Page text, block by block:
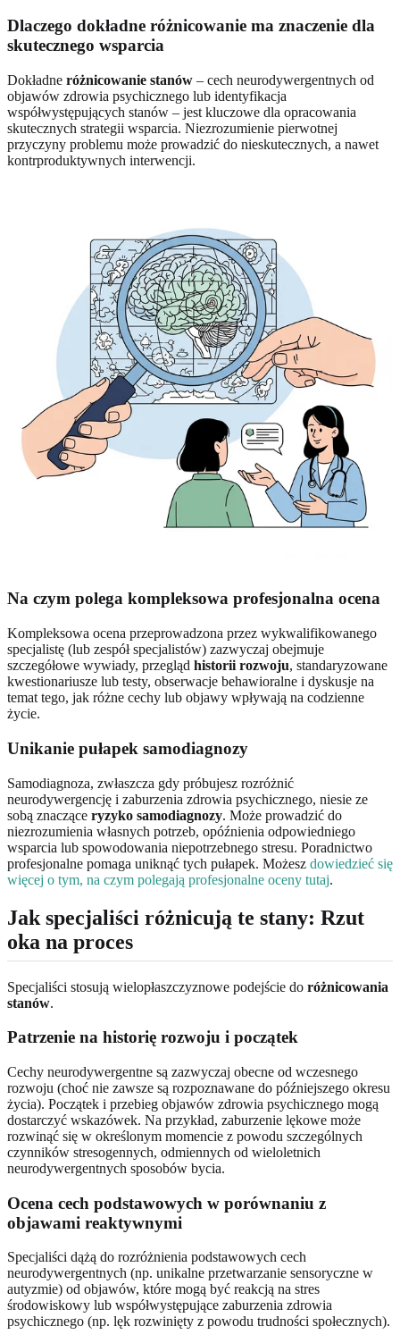
Dlaczego dokładne różnicowanie ma znaczenie dla
skutecznego wsparcia
Dokładne różnicowanie stanów – cech neurodywergentnych od
objawów zdrowia psychicznego lub identyfikacja
współwystępujących stanów – jest kluczowe dla opracowania
skutecznych strategii wsparcia. Niezrozumienie pierwotnej
przyczyny problemu może prowadzić do nieskutecznych, a nawet
kontrproduktywnych interwencji.
Na czym polega kompleksowa profesjonalna ocena
Kompleksowa ocena przeprowadzona przez wykwalifikowanego
specjalistę (lub zespół specjalistów) zazwyczaj obejmuje
szczegółowe wywiady, przegląd historii rozwoju, standaryzowane
kwestionariusze lub testy, obserwacje behawioralne i dyskusje na
temat tego, jak różne cechy lub objawy wpływają na codzienne
życie.
Unikanie pułapek samodiagnozy
Samodiagnoza, zwłaszcza gdy próbujesz rozróżnić
neurodywergencję i zaburzenia zdrowia psychicznego, niesie ze
sobą znaczące ryzyko samodiagnozy. Może prowadzić do
niezrozumienia własnych potrzeb, opóźnienia odpowiedniego
wsparcia lub spowodowania niepotrzebnego stresu. Poradnictwo
profesjonalne pomaga uniknąć tych pułapek. Możesz dowiedzieć się
więcej o tym, na czym polegają profesjonalne oceny tutaj.
Jak specjaliści różnicują te stany: Rzut
oka na proces
Specjaliści stosują wielopłaszczyznowe podejście do różnicowania
stanów.
Patrzenie na historię rozwoju i początek
Cechy neurodywergentne są zazwyczaj obecne od wczesnego
rozwoju (choć nie zawsze są rozpoznawane do późniejszego okresu
życia). Początek i przebieg objawów zdrowia psychicznego mogą
dostarczyć wskazówek. Na przykład, zaburzenie lękowe może
rozwinąć się w określonym momencie z powodu szczególnych
czynników stresogennych, odmiennych od wieloletnich
neurodywergentnych sposobów bycia.
Ocena cech podstawowych w porównaniu z
objawami reaktywnymi
Specjaliści dążą do rozróżnienia podstawowych cech
neurodywergentnych (np. unikalne przetwarzanie sensoryczne w
autyzmie) od objawów, które mogą być reakcją na stres
środowiskowy lub współwystępujące zaburzenia zdrowia
psychicznego (np. lęk rozwinięty z powodu trudności społecznych).